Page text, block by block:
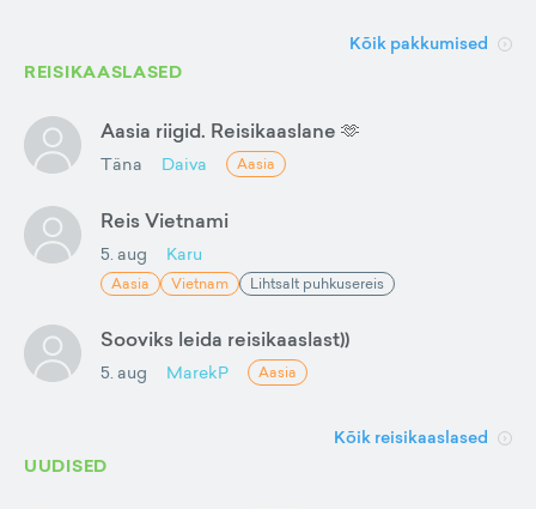
Kõik pakkumised
REISIKAASLASED
Aasia riigid. Reisikaaslane 🫶
Täna Daiva Aasia
Reis Vietnami
5. aug Karu
Aasia Vietnam Lihtsalt puhkusereis
Sooviks leida reisikaaslast))
5. aug MarekP Aasia
Kõik reisikaaslased
UUDISED